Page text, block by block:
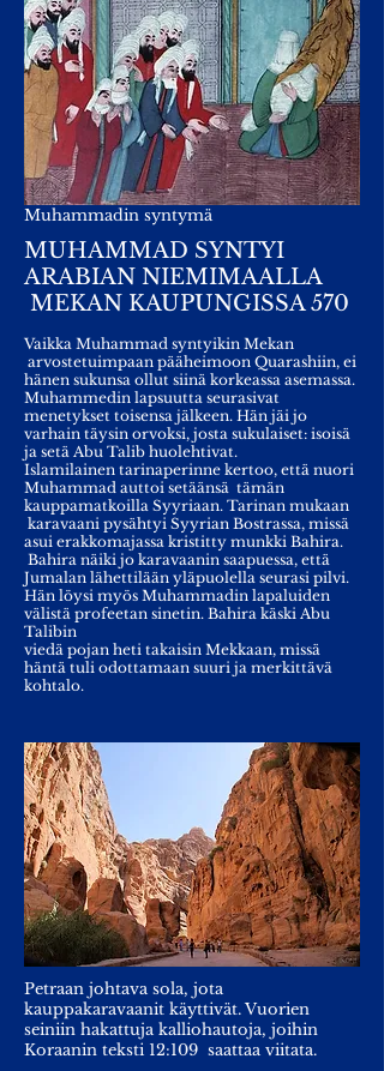
Muhammadin syntymä
MUHAMMAD SYNTYI
ARABIAN NIEMIMAALLA
MEKAN KAUPUNGISSA 570
Vaikka Muhammad syntyikin Mekan
arvostetuimpaan pääheimoon Quarashiin, ei
hänen sukunsa ollut siinä korkeassa asemassa.
Muhammedin lapsuutta seurasivat
menetykset toisensa jälkeen. Hän jäi jo
varhain täysin orvoksi, josta sukulaiset: isoisä
ja setä Abu Talib huolehtivat.
Islamilainen tarinaperinne kertoo, että nuori
Muhammad auttoi setäänsä tämän
kauppamatkoilla Syyriaan. Tarinan mukaan
karavaani pysähtyi Syyrian Bostrassa, missä
asui erakkomajassa kristitty munkki Bahira.
Bahira näiki jo karavaanin saapuessa, että
Jumalan lähettilään yläpuolella seurasi pilvi.
Hän löysi myös Muhammadin lapaluiden
välistä profeetan sinetin. Bahira käski Abu
Talibin
viedä pojan heti takaisin Mekkaan, missä
häntä tuli odottamaan suuri ja merkittävä
kohtalo.
Petraan johtava sola, jota
kauppakaravaanit käyttivät. Vuorien
seiniin hakattuja kalliohautoja, joihin
Koraanin teksti 12:109 saattaa viitata.